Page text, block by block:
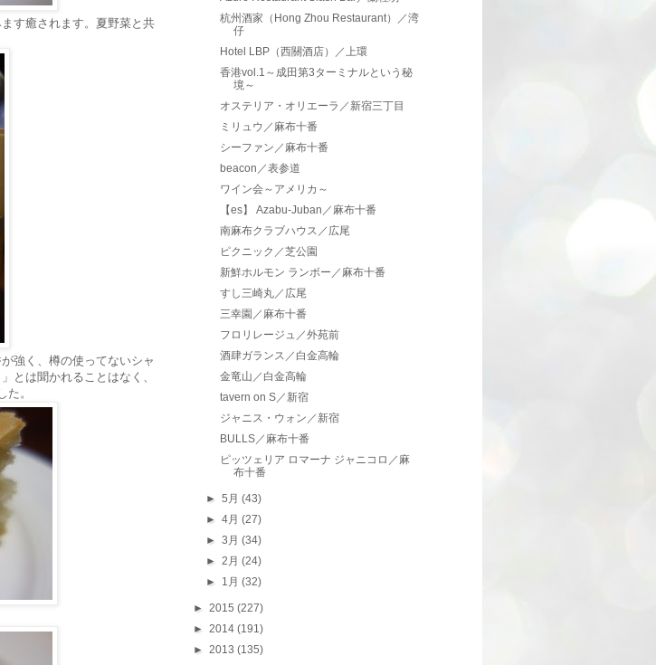
す癒されます。夏野菜と共
強く、樽の使ってないシャ
とは聞かれることはなく、
。
杭州酒家（Hong Zhou Restaurant）／湾
仔
Hotel LBP（西關酒店）／上環
香港vol.1～成田第3ターミナルという秘
境～
オステリア・オリエーラ／新宿三丁目
ミリュウ／麻布十番
シーファン／麻布十番
beacon／表参道
ワイン会～アメリカ～
【es】 Azabu-Juban／麻布十番
南麻布クラブハウス／広尾
ピクニック／芝公園
新鮮ホルモン ランボー／麻布十番
すし三崎丸／広尾
三幸園／麻布十番
フロリレージュ／外苑前
酒肆ガランス／白金高輪
金竜山／白金高輪
tavern on S／新宿
ジャニス・ウォン／新宿
BULLS／麻布十番
ピッツェリア ロマーナ ジャニコロ／麻
布十番
►5月(43)
►4月(27)
►3月(34)
►2月(24)
► 1月(32)
► 2015 (227)
► 2014 (191)
► 2013 (135)